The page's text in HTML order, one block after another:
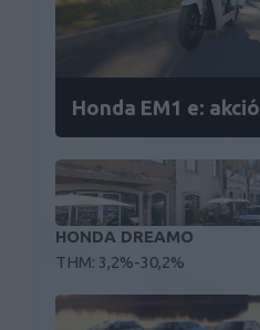
Honda EM1 e: akció
HONDA DREAMO
THM: 3,2%-30,2%